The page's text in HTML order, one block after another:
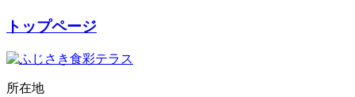
トップページ
所在地